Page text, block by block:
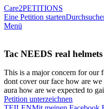
Care2PETITIONS
Eine Petition starten
Menü
Tac NEEDS real
This is a major concern for our
dont cover our face how are
aura how are we expected to
Petition unterzeichnen